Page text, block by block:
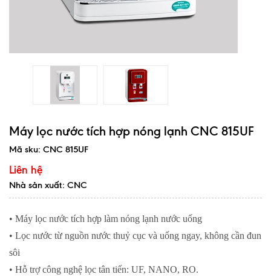
Máy lọc nước tích hợp nóng lạnh CNC 815UF
Mã sku: CNC 815UF
Liên hệ
Nhà sản xuất: CNC
• Máy lọc nước tích hợp làm nóng lạnh nước uống
• Lọc nước từ nguồn nước thuỷ cục và uống ngay, không cần đun
sôi
• Hỗ trợ công nghệ lọc tân tiến: UF, NANO, RO.